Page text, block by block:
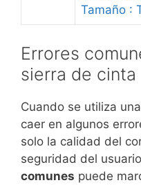
Tamaño :
Errores
sierra de cinta
Cuando se utiliza
caer en algunos
solo la calidad del
seguridad del
comunes puede